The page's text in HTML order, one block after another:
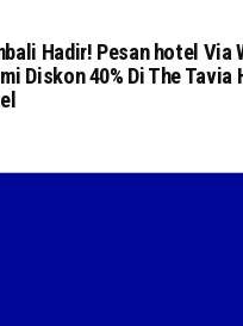
Hadir! Pesan hotel Via
Diskon 40% Di The Tavia